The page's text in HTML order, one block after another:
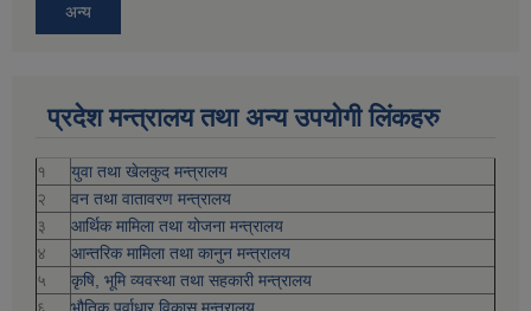
अन्य
प्रदेश मन्त्रालय तथा अन्य उपयोगी लिंकहरु
१
युवा तथा खेलकुद मन्त्रालय
२
वन तथा वातावरण मन्त्रालय
३
आर्थिक मामिला तथा योजना मन्त्रालय
४
आन्तरिक मामिला तथा कानुन मन्त्रालय
५
कृषि, भूमि व्यवस्था तथा सहकारी मन्त्रालय
६
भौतिक पूर्वाधार विकास मन्त्रालय